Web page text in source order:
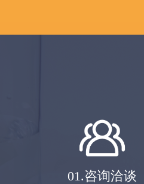
01.咨询洽谈